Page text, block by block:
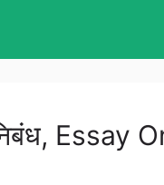
निबंध,